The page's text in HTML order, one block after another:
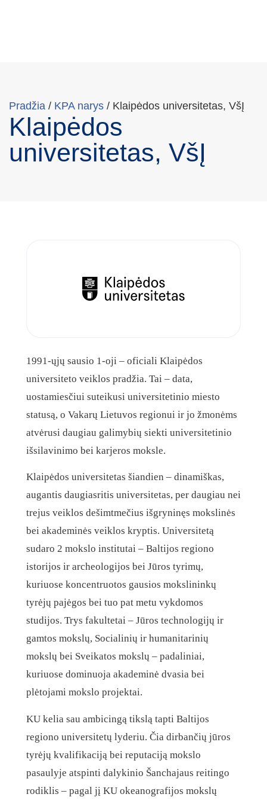
Pradžia / KPA narys / Klaipėdos universitetas, VšĮ
Klaipėdos
universitetas, VšĮ
1991-ųjų sausio 1-oji – oficiali Klaipėdos
universiteto veiklos pradžia. Tai – data,
uostamiesčiui suteikusi universitetinio miesto
statusą, o Vakarų Lietuvos regionui ir jo žmonėms
atvėrusi daugiau galimybių siekti universitetinio
išsilavinimo bei karjeros moksle.
Klaipėdos universitetas šiandien – dinamiškas,
augantis daugiasritis universitetas, per daugiau nei
trejus veiklos dešimtmečius išgryninęs mokslinės
bei akademinės veiklos kryptis. Universitetą
sudaro 2 mokslo institutai – Baltijos regiono
istorijos ir archeologijos bei Jūros tyrimų,
kuriuose koncentruotos gausios mokslininkų
tyrėjų pajėgos bei tuo pat metu vykdomos
studijos. Trys fakultetai – Jūros technologijų ir
gamtos mokslų, Socialinių ir humanitarinių
mokslų bei Sveikatos mokslų – padaliniai,
kuriuose dominuoja akademinė dvasia bei
plėtojami mokslo projektai.
KU kelia sau ambicingą tikslą tapti Baltijos
regiono universitetų lyderiu. Čia dirbančių jūros
tyrėjų kvalifikaciją bei reputaciją mokslo
pasaulyje atspinti dalykinio Šanchajaus reitingo
rodiklis – pagal jį KU okeanografijos mokslų